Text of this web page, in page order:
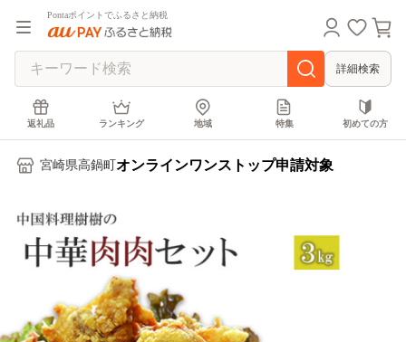
Pontaポイントでふるさと納税
詳細検索
返礼品 ランキング 地域 特集 初めての方
宮崎県高鍋町 オンラインワンストップ申請対象